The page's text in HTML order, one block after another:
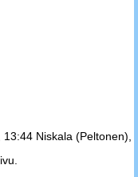
Niskala (Peltonen),